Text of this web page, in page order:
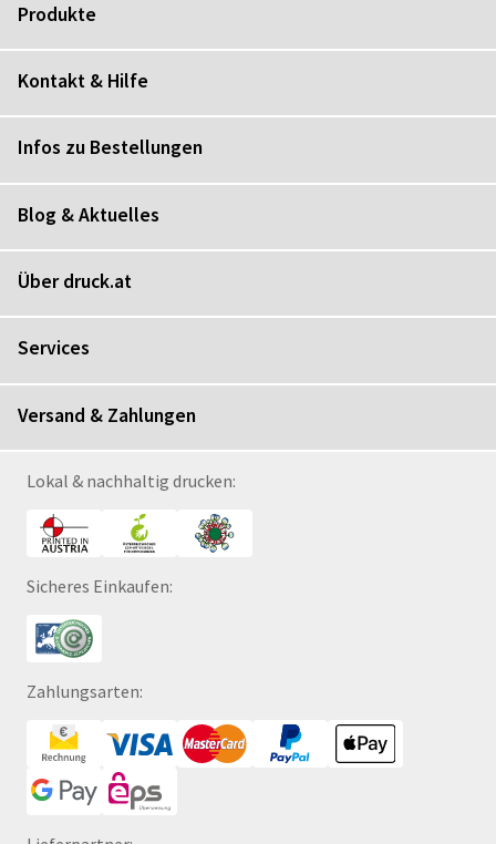
Produkte
Kontakt & Hilfe
Infos zu Bestellungen
Blog & Aktuelles
Über druck.at
Services
Versand & Zahlungen
Lokal & nachhaltig drucken:
Sicheres Einkaufen:
Zahlungsarten: